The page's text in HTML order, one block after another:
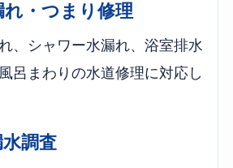
・つまり修理
、シャワー水漏れ、浴室排水
呂まわりの水道修理に対応し
調査